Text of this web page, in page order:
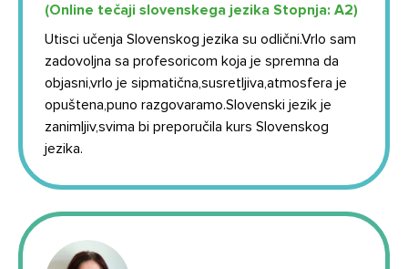
(Online tečaji slovenskega jezika Stopnja: А2)
Utisci učenja Slovenskog jezika su odlični.Vrlo sam
zadovoljna sa profesoricom koja je spremna da
objasni,vrlo je sipmatična,susretljiva,atmosfera je
opuštena,puno razgovaramo.Slovenski jezik je
zanimljiv,svima bi preporučila kurs Slovenskog
jezika.